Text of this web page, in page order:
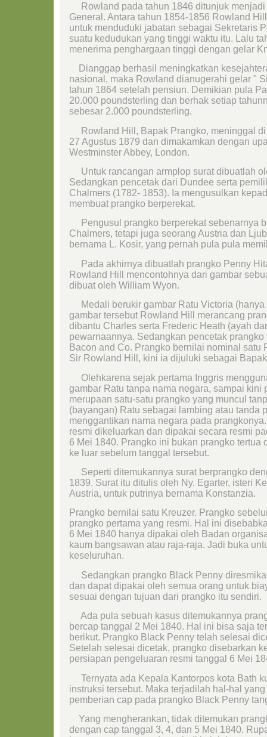
Rowland pada tahun 1846 ditunjuk menjadi
General. Antara tahun 1854-1856 Rowland
untuk menduduki jabatan sebagai Sekretaris
suatu kedudukan yang tinggi waktu itu. Lalu
menerima penghargaan tinggi dengan gelar
Dianggap berhasil meningkatkan
nasional, maka Rowland dianugerahi gelar "
tahun 1864 setelah pensiun. Demikian pula
20.000 poundsterling dan berhak setiap
sebesar 2.000 poundsterling.
Rowland Hill, Bapak Prangko, meninggal di
27 Agustus 1879 dan dimakamkan dengan
Westminster Abbey, London.
Untuk rancangan armplop surat dibuatlah
Sedangkan pencetak dari Dundee serta
Chalmers (1782- 1853). Ia mengusulkan
membuat prangko berperekat.
Pengusul prangko berperekat sebenarnya
Chalmers, tetapi juga seorang Austria dan
bernama L. Kosir, yang pernah pula pula
Pada akhirnya dibuatlah prangko Penny
Rowland Hill mencontohnya dari gambar
dibuat oleh William Wyon.
Medali berukir gambar Ratu Victoria (hanya
gambar tersebut Rowland Hill merancang
dibantu Charles serta Frederic Heath (ayah
pewarnaannya. Sedangkan pencetak
Bacon and Co. Prangko bernilai nominal satu
Sir Rowland Hill, kini ia dijuluki sebagai
Olehkarena sejak pertama Inggris
gambar Ratu tanpa nama negara, sampai kini
merupaan satu-satu prangko yang muncul
(bayangan) Ratu sebagai lambing atau tanda
menggantikan nama negara pada
resmi dikeluarkan dan dipakai secara resmi
6 Mei 1840. Prangko ini bukan prangko tertua
ke luar sebelum tanggal tersebut.
Seperti ditemukannya surat berprangko
1839. Surat itu ditulis oleh Ny. Egarter, isteri
Austria, untuk putrinya bernama Konstanzia.
Prangko bernilai satu Kreuzer. Prangko
prangko pertama yang resmi. Hal ini
6 Mei 1840 hanya dipakai oleh Badan
kaum bangsawan atau raja-raja. Jadi buka
keseluruhan.
Sedangkan prangko Black Penny
dan dapat dipakai oleh semua orang untuk
sesuai dengan tujuan dari prangko itu sendiri.
Ada pula sebuah kasus ditemukannya
bercap tanggal 2 Mei 1840. Hal ini bisa saja
berikut. Prangko Black Penny telah selesai
Setelah selesai dicetak, prangko disebarkan
persiapan pengeluaran resmi tanggal 6 Mei
Ternyata ada Kepala Kantorpos kota Bath
instruksi tersebut. Maka terjadilah hal-hal
pemberian cap pada prangko Black Penny
Yang mengherankan, tidak ditemukan
dengan cap tanggal 3, 4, dan 5 Mei 1840.